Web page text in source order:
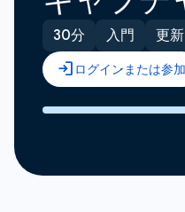
30分 入門 更